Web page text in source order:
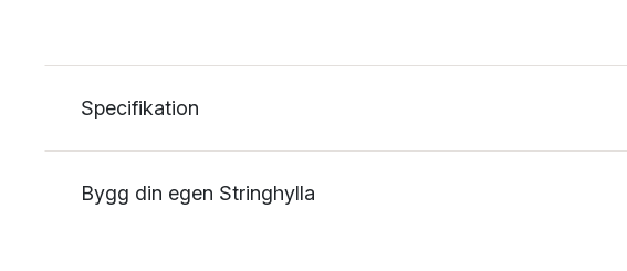
Specifikation
Bygg din egen Stringhylla